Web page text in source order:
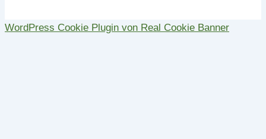
WordPress Cookie Plugin von Real Cookie Banner